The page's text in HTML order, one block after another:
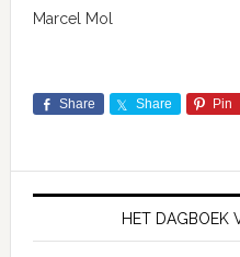
Marcel Mol
Share Share Pin
HET DAGBOEK